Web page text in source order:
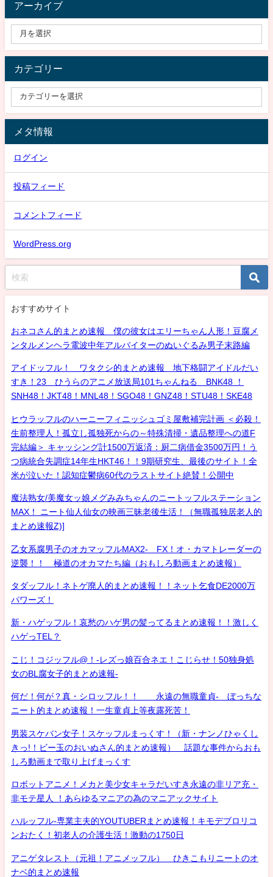
アーカイブ
カテゴリー
メタ情報
ログイン
投稿フィード
コメントフィード
WordPress.org
おすすめサイト
おネコさん的まとめ速報 僕の彼女はエリーちゃん人形！豆腐メ
ンタルメンヘラ電波中年アルバイターのぬいぐるみ男子末路編
アイドッフル！ ワタクシ的まとめ速報 地下格闘アイドルだい
すき！23 ひうらのアニメ放送局101ちゃんねる BNK48 ！
SNH48！JKT48！MNL48！SGO48！GNZ48！STU48！SKE48
ヒウラッフルのハーニーフィニッシュゴミ屋敷補完計画 ＜必殺！
生前整理人！孤立し孤独死からの～特殊清掃・遺品整理への道F
完結編＞ キャッシング計1500万返済：厨二病借金3500万円！う
つ病統合失調症14年生HKT46！！9期研究生、最後のサイト！全
米が泣いた！認知症鬱病60代のラストサイト絶賛！公開中
魔法熟女/美魔女ッ娘メグみみちゃんのニートッフルステーション
MAX！ ニート仙人仙女の映画三昧老後生活！（無職孤独居老人的
まとめ速報Z)]
乙女系腐男子のオカマッフルMAX2- FX！オ・カマトレーダーの
逆襲！！ 極道のオカマたち編（おもしろ動画まとめ速報）
タダッフル！ネトゲ廃人的まとめ速報！！ネット乞食DE2000万
パワーズ！
新・ハゲッフル！哀愁のハゲ男の髪ってるまとめ速報！！激しく
ハゲっTEL？
こじ！コジッフル@！-レズっ娘百合ネエ！こじらせ！50独身処
女のBL腐女子的まとめ速報-
何だ！何が？真・シロッフル！！ 永遠の無職童貞- ぼっちな
ニート的まとめ速報！一生童貞上等夜露死苦！
男装スケバン女子！スケッフルまっくす！（新・ナンノひゃくし
きっ!！ビー玉のおいぬさん的まとめ速報） 話題な事件からおも
しろ動画まで取り上げまっくす
ロボットアニメ！メカと美少女キャラだいすき永遠の非リア充・
非モテ星人 ！あらゆるマニアの為のマニアックサイト
ハルッフル-専業主夫的YOUTUBERまとめ速報！キモデブロリコ
ンおたく！初老人の介護生活！激動の1750日
アニゲタレスト（元祖！アニメッフル） ひきこもりニートのオ
ナベ的まとめ速報